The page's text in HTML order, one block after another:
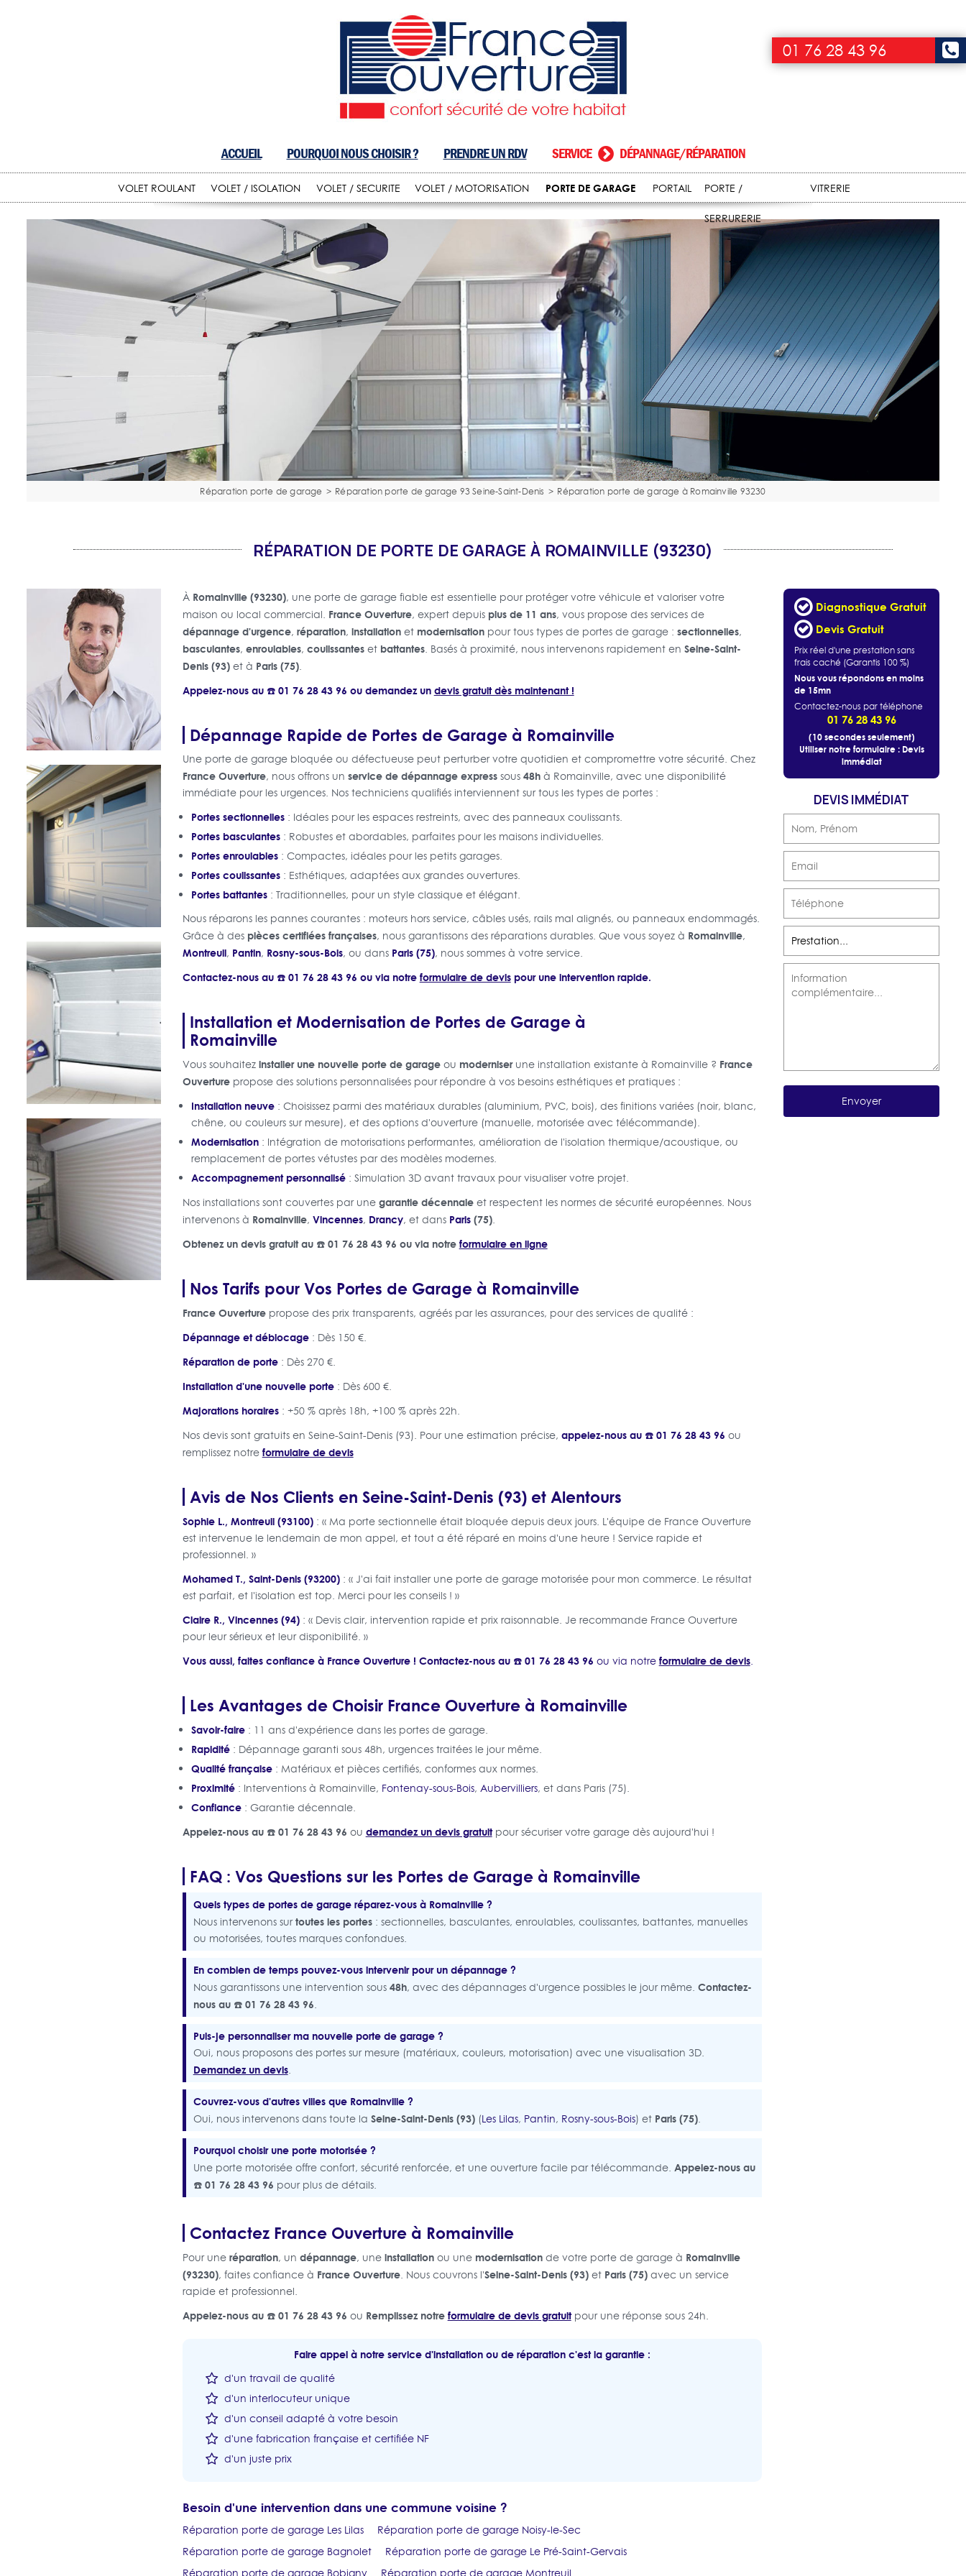
01 76 28 43 96
ACCUEIL POURQUOI NOUS CHOISIR ? PRENDRE UN RDV SERVICE DÉPANNAGE/RÉPARATION
VOLET ROULANT VOLET / ISOLATION VOLET / SECURITE VOLET / MOTORISATION PORTE DE GARAGE PORTAIL PORTE /
SERRURERIE
VITRERIE
Réparation porte de garage > Réparation porte de garage 93 Seine-Saint-Denis > Réparation porte de garage à Romainville 93230
RÉPARATION DE PORTE DE GARAGE À ROMAINVILLE (93230)
À Romainville (93230), une porte de garage fiable est essentielle pour protéger votre véhicule et valoriser votre
maison ou local commercial. France Ouverture, expert depuis plus de 11 ans, vous propose des services de
dépannage d'urgence, réparation, installationet modernisationpour tous types de portes de garage : sectionnelles,
basculantes, enroulables, coulissanteset battantes. Basés à proximité, nous intervenons rapidement en Seine-Saint-
Denis (93)et à Paris (75).
Appelez-nous au ☎️ 01 76 28 43 96 ou demandez undevis gratuit dès maintenant !
Dépannage Rapide de Portes de Garage à Romainville
Une porte de garage bloquée ou défectueuse peut perturber votre quotidien et compromettre votre sécurité. Chez
France Ouverture, nous offrons un service de dépannage expresssous 48hà Romainville, avec une disponibilité
immédiate pour les urgences. Nos techniciens qualifiés interviennent sur tous les types de portes :
Portes sectionnelles: Idéales pour les espaces restreints, avec des panneaux coulissants.
Portes basculantes: Robustes et abordables, parfaites pour les maisons individuelles.
Portes enroulables: Compactes, idéales pour les petits garages.
Portes coulissantes: Esthétiques, adaptées aux grandes ouvertures.
Portes battantes: Traditionnelles, pour un style classique et élégant.
Nous réparons les pannes courantes : moteurs hors service, câbles usés, rails mal alignés, ou panneaux endommagés.
Grâce à des pièces certifiées françaises, nous garantissons des réparations durables. Que vous soyez à Romainville,
Montreuil, Pantin, Rosny-sous-Bois, ou dans Paris (75), nous sommes à votre service.
Contactez-nous au ☎️ 01 76 28 43 96 ou via notreformulaire de devispour une intervention rapide.
Installation et Modernisation de Portes de Garage à
Romainville
Vous souhaitez installer une nouvelle porte de garageou moderniserune installation existante à Romainville ? France
Ouverturepropose des solutions personnalisées pour répondre à vos besoins esthétiques et pratiques :
Installation neuve: Choisissez parmi des matériaux durables (aluminium, PVC, bois), des finitions variées (noir, blanc,
chêne, ou couleurs sur mesure), et des options d'ouverture (manuelle, motorisée avec télécommande).
Modernisation: Intégration de motorisations performantes, amélioration de l'isolation thermique/acoustique, ou
remplacement de portes vétustes par des modèles modernes.
Accompagnement personnalisé: Simulation 3D avant travaux pour visualiser votre projet.
Nos installations sont couvertes par une garantie décennaleet respectent les normes de sécurité européennes. Nous
intervenons à Romainville, Vincennes, Drancy, et dans Paris(75).
Obtenez un devis gratuit au ☎️ 01 76 28 43 96 ou via notreformulaire en ligne
Nos Tarifs pour Vos Portes de Garage à Romainville
France Ouverturepropose des prix transparents, agréés par les assurances, pour des services de qualité :
Dépannage et déblocage: Dès 150 €.
Réparation de porte: Dès 270 €.
Installation d'une nouvelle porte: Dès 600 €.
Majorations horaires: +50 % après 18h, +100 % après 22h.
Nos devis sont gratuits en Seine-Saint-Denis (93). Pour une estimation précise, appelez-nous au ☎️ 01 76 28 43 96 ou
remplissez notre formulaire de devis
Avis de Nos Clients en Seine-Saint-Denis (93) et Alentours
Sophie L., Montreuil (93100): « Ma porte sectionnelle était bloquée depuis deux jours. L'équipe de France Ouverture
est intervenue le lendemain de mon appel, et tout a été réparé en moins d'une heure ! Service rapide et
professionnel. »
Mohamed T., Saint-Denis (93200): « J'ai fait installer une porte de garage motorisée pour mon commerce. Le résultat
est parfait, et l'isolation est top. Merci pour les conseils ! »
Claire R., Vincennes (94): « Devis clair, intervention rapide et prix raisonnable. Je recommande France Ouverture
pour leur sérieux et leur disponibilité. »
Vous aussi, faites confiance à France Ouverture ! Contactez-nous au ☎️ 01 76 28 43 96 ou via notre formulaire de devis.
Les Avantages de Choisir France Ouverture à Romainville
Savoir-faire: 11 ans d'expérience dans les portes de garage.
Rapidité: Dépannage garanti sous 48h, urgences traitées le jour même.
Qualité française: Matériaux et pièces certifiés, conformes aux normes.
Proximité: Interventions à Romainville, Fontenay-sous-Bois, Aubervilliers, et dans Paris (75).
Confiance: Garantie décennale.
Appelez-nous au ☎️ 01 76 28 43 96 ou demandez un devis gratuitpour sécuriser votre garage dès aujourd'hui !
FAQ : Vos Questions sur les Portes de Garage à Romainville
Quels types de portes de garage réparez-vous à Romainville ?
Nous intervenons surtoutes les portes: sectionnelles, basculantes, enroulables, coulissantes, battantes, manuelles
ou motorisées, toutes marques confondues.
En combien de temps pouvez-vous intervenir pour un dépannage ?
Nous garantissons une intervention sous 48h, avec des dépannages d'urgence possibles le jour même. Contactez-
nous au ☎️ 01 76 28 43 96.
Puis-je personnaliser ma nouvelle porte de garage ?
Oui, nous proposons des portes sur mesure (matériaux, couleurs, motorisation) avec une visualisation 3D.
Demandez un devis.
Couvrez-vous d'autres villes que Romainville ?
Oui, nous intervenons dans toute la Seine-Saint-Denis (93)(Les Lilas, Pantin, Rosny-sous-Bois) et Paris (75).
Pourquoi choisir une porte motorisée ?
Une porte motorisée offre confort, sécurité renforcée, et une ouverture facile par télécommande. Appelez-nous au
☎️ 01 76 28 43 96 pour plus de détails.
Contactez France Ouverture à Romainville
Pour une réparation, un dépannage, une installationou une modernisationde votre porte de garage à Romainville
(93230), faites confiance à France Ouverture. Nous couvrons l'Seine-Saint-Denis (93)et Paris (75)avec un service
rapide et professionnel.
Appelez-nous au ☎️ 01 76 28 43 96 ou Remplissez notreformulaire de devis gratuitpour une réponse sous 24h.
Faire appel à notre service d'installation ou de réparation c'est la garantie :
d'un travail de qualité
d'un interlocuteur unique
d'un conseil adapté à votre besoin
d'une fabrication française et certifiée NF
d'un juste prix
Besoin d'une intervention dans une commune voisine ?
Réparation porte de garage Les Lilas
Réparation porte de garage Noisy-le-Sec
Réparation porte de garage Bagnolet
Réparation porte de garage Le Pré-Saint-Gervais
Réparation porte de garage Bobigny
Réparation porte de garage Montreuil
Diagnostique Gratuit
Devis Gratuit
Prix réel d'une prestation sans
frais caché (Garantis 100 %)
Nous vous répondons en moins
de 15mn
Contactez-nous par téléphone
01 76 28 43 96
(10 secondes seulement)
Utiliser notre formulaire : Devis
immédiat
DEVIS IMMÉDIAT